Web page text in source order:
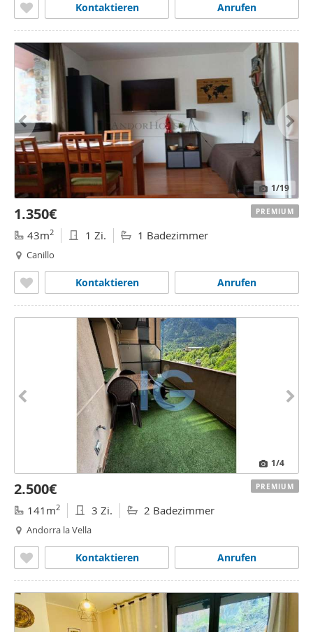
Anrufen
Kontaktieren
1/19
1.350€
43m2 1 Zi. 1 Badezimmer
Canillo
Anrufen
Kontaktieren
PREMIUM
1/4
2.500€
141m2 3 Zi. 2 Badezimmer
Andorra la Vella
Anrufen
Kontaktieren
PREMIUM